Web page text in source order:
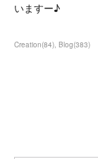
いますー♪
Creation(84) Blog(383)